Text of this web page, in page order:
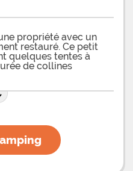
propriété avec un
restauré. Ce petit
quelques tentes à
de collines